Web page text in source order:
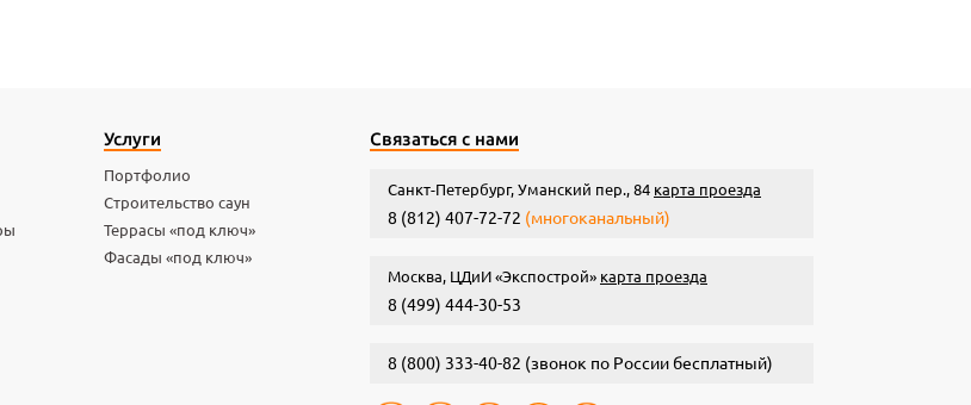
Услуги
Портфолио
Строительство саун
Террасы «под ключ»
Фасады «под ключ»
Связаться с нами
Санкт-Петербург, Уманский пер., 84 карта проезда
8 (812) 407-72-72 (многоканальный)
Москва, ЦДиИ «Экспострой» карта проезда
8 (499) 444-30-53
8 (800) 333-40-82 (звонок по России бесплатный)